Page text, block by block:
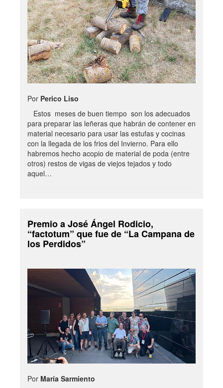
Por Perico Liso
Estos meses de buen tiempo son los adecuados
para preparar las leñeras que habrán de contener en
material necesario para usar las estufas y cocinas
con la llegada de los frios del Invierno. Para ello
habremos hecho acopio de material de poda (entre
otros) restos de vigas de viejos tejados y todo
aquel…
Premio a José Ángel Rodicio,
“factotum” que fue de “La Campana de
los Perdidos”
Por María Sarmiento